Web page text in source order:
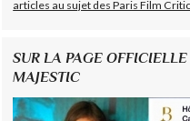
articles au sujet des Paris Film
SUR LA PAGE
MAJESTIC